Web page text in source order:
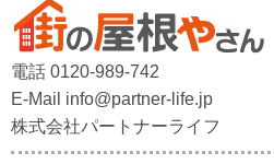
電話 0120-989-742
E-Mail info@partner-life.jp
株式会社パートナーライフ